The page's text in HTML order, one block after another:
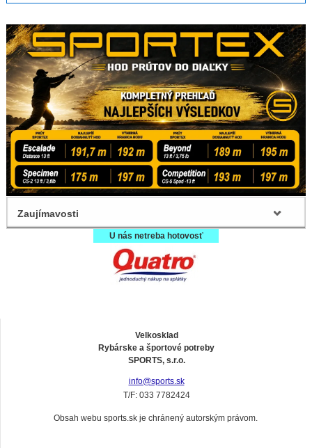
Zaujímavosti
U nás netreba hotovosť
Velkosklad
Rybárske a športové potreby
SPORTS, s.r.o.
info@sports.sk
T/F: 033 7782424
Obsah webu sports.sk je chránený autorským právom.